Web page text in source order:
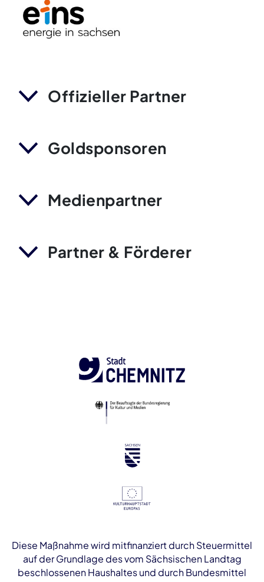
Offizieller Partner
Goldsponsoren
Medienpartner
Partner & Förderer
Diese Maßnahme wird mitfinanziert durch Steuermittel
auf der Grundlage des vom Sächsischen Landtag
beschlossenen Haushaltes und durch Bundesmittel